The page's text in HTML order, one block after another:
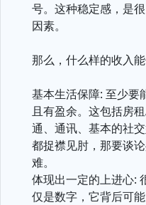
号。这种稳定感，是
因素。
那么，什么样的收入
基本生活保障: 至少要
且有盈余。这包括房
通、通讯、基本的社
都捉襟见肘，那要谈
难。
体现出一定的上进心:
仅是数字，它背后可